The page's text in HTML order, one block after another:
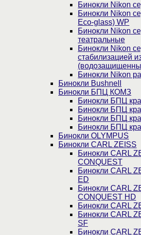
Бинокли Nikon
Бинокли Nikon
Eco-glass) WP
Бинокли Nikon
театральные
Бинокли Nikon
стабилизацией
Бинокли Nikon
Бинокли Bushnell
Бинокли БПЦ КОМЗ
Бинокли БПЦ
Бинокли БПЦ
Бинокли БПЦ
Бинокли БПЦ
Бинокли OLYMPUS
Бинокли CARL ZEISS
Бинокли CARL
CONQUEST
Бинокли CARL
ED
Бинокли CARL
CONQUEST HD
Бинокли CARL
Бинокли CARL
SF
Бинокли CARL